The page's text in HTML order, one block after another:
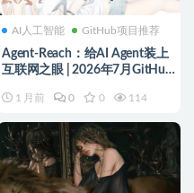
AI人工智能 GitHub项目推荐
Agent-Reach：给AI Agent装上
互联网之眼 | 2026年7月GitHub
1 月前 0 0 114